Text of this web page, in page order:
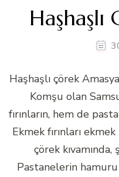
Haşhaşlı çörek
Komşu olan
fırınların, hem de
Ekmek fırınları
çörek
Pastanelerin